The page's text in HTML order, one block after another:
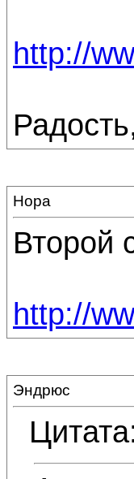
http://
Нора
Второй
http://
Эндрюс